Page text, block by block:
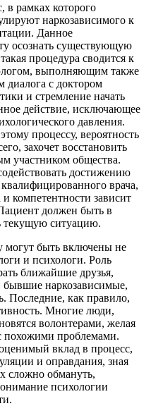
в рамках которого
наркозависимого к
Данное
осознать существующую
процедура сводится к
выполняющим также
диалога с доктором
и стремление начать
действие, исключающее
давления.
процессу, вероятность
захочет восстановить
участником общества.
достижению
врача,
компетентности зависит
должен быть в
текущую ситуацию.
могут быть включены не
и психологи. Роль
ближайшие друзья,
бывшие наркозависимые,
Последние, как правило,
Многие люди,
волонтерами, желая
похожими проблемами.
вклад в процесс,
и оправдания, зная
сложно обмануть,
психологии